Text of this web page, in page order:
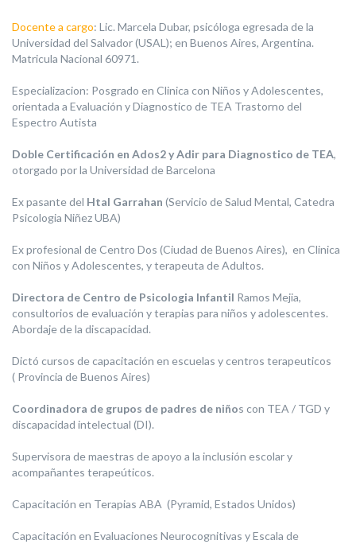
Docente a cargo: Lic. Marcela Dubar, psicóloga egresada de la
Universidad del Salvador (USAL); en Buenos Aires, Argentina.
Matricula Nacional 60971.
Especializacion: Posgrado en Clinica con Niños y Adolescentes,
orientada a Evaluación y Diagnostico de TEA Trastorno del
Espectro Autista
Doble Certificación en Ados2 y Adir para Diagnostico de TEA,
otorgado por la Universidad de Barcelona
Ex pasante del Htal Garrahan (Servicio de Salud Mental, Catedra
Psicologia Niñez UBA)
Ex profesional de Centro Dos (Ciudad de Buenos Aires), en Clinica
con Niños y Adolescentes, y terapeuta de Adultos.
Directora de Centro de Psicologia Infantil Ramos Mejia,
consultorios de evaluación y terapias para niños y adolescentes.
Abordaje de la discapacidad.
Dictó cursos de capacitación en escuelas y centros terapeuticos
( Provincia de Buenos Aires)
Coordinadora de grupos de padres de niños con TEA / TGD y
discapacidad intelectual (DI).
Supervisora de maestras de apoyo a la inclusión escolar y
acompañantes terapeúticos.
Capacitación en Terapias ABA (Pyramid, Estados Unidos)
Capacitación en Evaluaciones Neurocognitivas y Escala de